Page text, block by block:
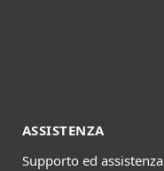
ASSISTENZA
Supporto ed assistenza